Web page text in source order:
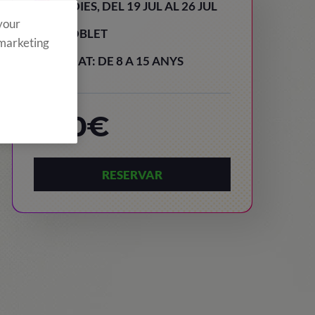
8 DIES, DEL 19 JUL AL 26 JUL
POBLET
EDAT: DE 8 A 15 ANYS
860€
RESERVAR